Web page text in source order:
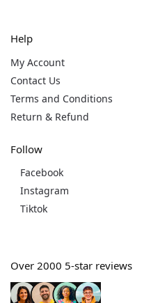
Help
My Account
Contact Us
Terms and Conditions
Return & Refund
Follow
Facebook
Instagram
Tiktok
Over 2000 5-star reviews